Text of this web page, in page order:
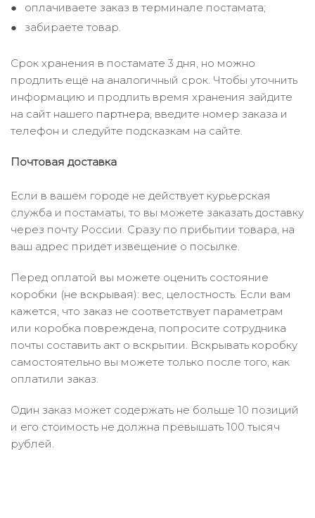
оплачиваете заказ в терминале постамата;
забираете товар.
Срок хранения в постамате 3 дня, но можно
продлить ещё на аналогичный срок. Чтобы уточнить
информацию и продлить время хранения зайдите
на сайт нашего партнера, введите номер заказа и
телефон и следуйте подсказкам на сайте.
Почтовая доставка
Если в вашем городе не действует курьерская
служба и постаматы, то вы можете заказать доставку
через почту России. Сразу по прибытии товара, на
ваш адрес придет извещение о посылке.
Перед оплатой вы можете оценить состояние
коробки (не вскрывая): вес, целостность. Если вам
кажется, что заказ не соответствует параметрам
или коробка повреждена, попросите сотрудника
почты составить акт о вскрытии. Вскрывать коробку
самостоятельно вы можете только после того, как
оплатили заказ.
Один заказ может содержать не больше 10 позиций
и его стоимость не должна превышать 100 тысяч
рублей.